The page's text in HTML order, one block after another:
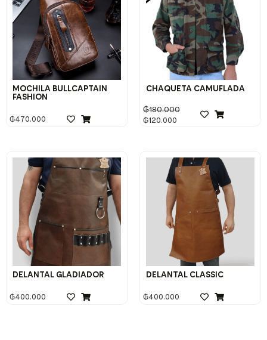
MOCHILA BULLCAPTAIN
FASHION
₲470.000
CHAQUETA CAMUFLADA
₲180.000
₲120.000
DELANTAL GLADIADOR
₲400.000
DELANTAL CLASSIC
₲400.000